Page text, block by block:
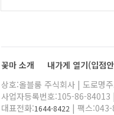
꽃마 소개 내가게 열기(입점
상호:올블룸 주식회사 | 도로명
사업자등록번호:105-86-84013
대표전화:1644-8422 | 팩스:043-